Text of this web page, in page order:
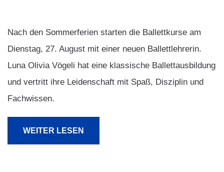
Nach den Sommerferien starten die Ballettkurse am
Dienstag, 27. August mit einer neuen Ballettlehrerin.
Luna Olivia Vögeli hat eine klassische Ballettausbildung
und vertritt ihre Leidenschaft mit Spaß, Disziplin und
Fachwissen.
WEITER LESEN